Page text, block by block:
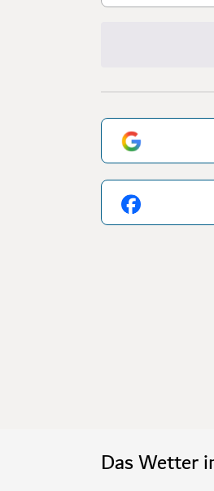
Das Wetter